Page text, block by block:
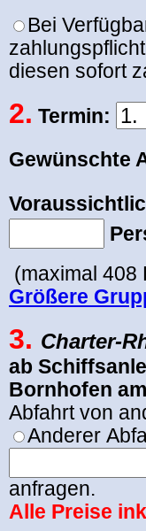
Bei
diesen sofort
2. Termin:
Gewünschte
(maximal 408
Größere
3. Charter-
ab
Bornhofen
Abfahrt von
Anderer
anfragen.
Alle Preise